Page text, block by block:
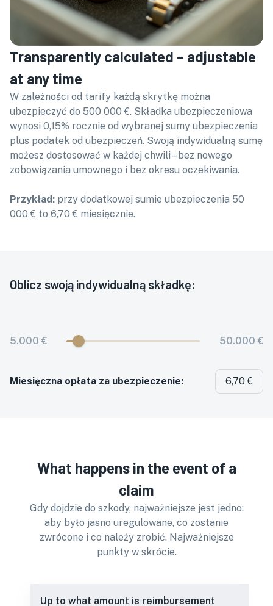
Transparently calculated – adjustable
at any time
W zależności od tarify każdą skrytkę można
ubezpieczyć do 500 000 €. Składka ubezpieczeniowa
wynosi 0,15% rocznie od wybranej sumy ubezpieczenia
plus podatek od ubezpieczeń. Swoją indywidualną sumę
możesz dostosować w każdej chwili – bez nowego
zobowiązania umownego i bez okresu oczekiwania.
Przykład: przy dodatkowej sumie ubezpieczenia 50
000 € to 6,70 € miesięcznie.
Oblicz swoją indywidualną składkę:
5.000 € 50.000 €
Miesięczna opłata za ubezpieczenie: 6,70 €
What happens in the event of a
claim
Gdy dojdzie do szkody, najważniejsze jest jedno:
aby było jasno uregulowane, co zostanie
zwrócone i co należy zrobić. Najważniejsze
punkty w skrócie.
Up to what amount is reimbursement